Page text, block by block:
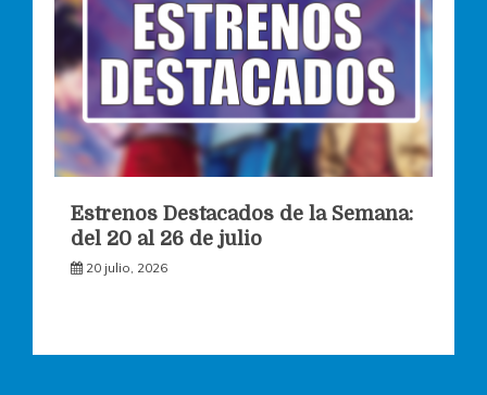
Estrenos Destacados de la Semana:
del 20 al 26 de julio
20 julio, 2026